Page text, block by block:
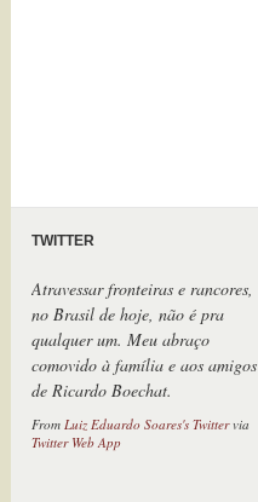
TWITTER
Atravessar fronteiras e rancores,
no Brasil de hoje, não é pra
qualquer um. Meu abraço
comovido à família e aos amigos
de Ricardo Boechat.
From Luiz Eduardo Soares's Twittervia
Twitter Web App